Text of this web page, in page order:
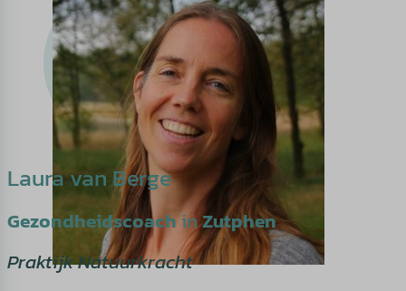
Laura van Berge
GezondheidscoachinZutphen
Praktijk Natuurkracht